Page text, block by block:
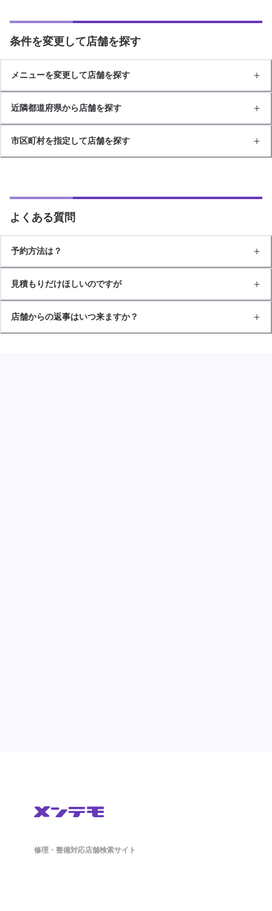
条件を変更して店舗を探す
メニューを変更して店舗を探す
近隣都道府県から店舗を探す
市区町村を指定して店舗を探す
よくある質問
予約方法は？
見積もりだけほしいのですが
店舗からの返事はいつ来ますか？
修理・整備対応店舗検索サイト